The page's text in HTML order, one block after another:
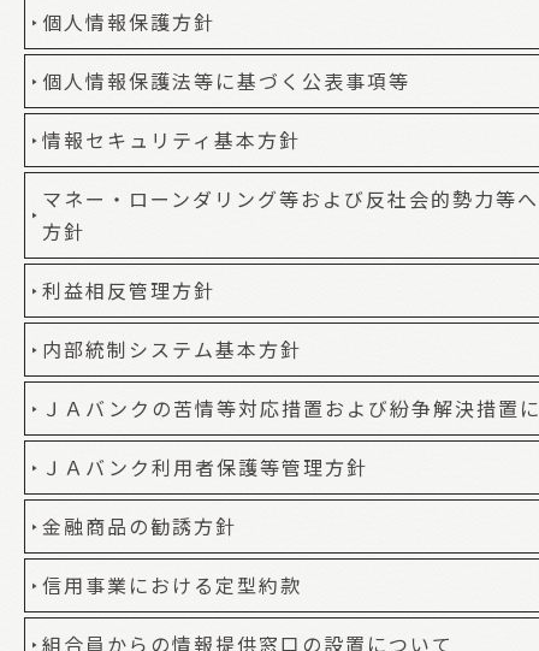
個人情報保護方針
個人情報保護法等に基づく公表事項等
情報セキュリティ基本方針
マネー・ローンダリング等および反社会的勢力等
方針
利益相反管理方針
内部統制システム基本方針
ＪＡバンクの苦情等対応措置および紛争解決措置
ＪＡバンク利用者保護等管理方針
金融商品の勧誘方針
信用事業における定型約款
組合員からの情報提供窓口の設置について